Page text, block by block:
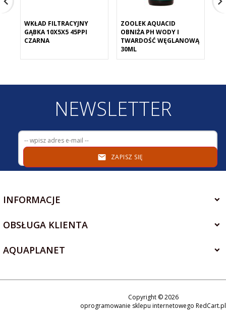
WKŁAD FILTRACYJNY
GĄBKA 10X5X5 45PPI
CZARNA
ZOOLEK AQUACID
OBNIŻA PH WODY I
TWARDOŚĆ WĘGLANOWĄ
30ML
NEWSLETTER
ZAPISZ SIĘ
INFORMACJE
OBSŁUGA KLIENTA
AQUAPLANET
Copyright © 2026
oprogramowanie sklepu internetowego RedCart.pl